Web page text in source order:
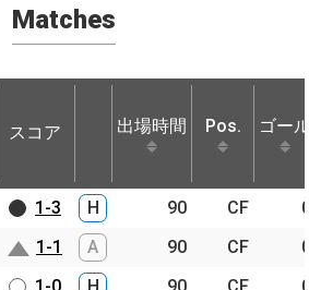
Matches
スコア 出場時間 Pos. ゴー
スコア 出場時間 Pos. ゴー
1-3 H 90 CF
1-1 A 90 CF